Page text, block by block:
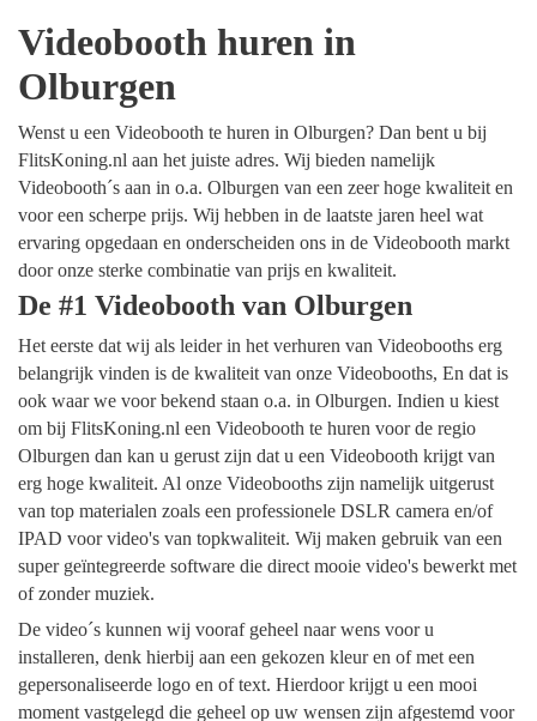
Videobooth huren in
Olburgen
Wenst u een Videobooth te huren in Olburgen? Dan bent u bij
FlitsKoning.nl aan het juiste adres. Wij bieden namelijk
Videobooth´s aan in o.a. Olburgen van een zeer hoge kwaliteit en
voor een scherpe prijs. Wij hebben in de laatste jaren heel wat
ervaring opgedaan en onderscheiden ons in de Videobooth markt
door onze sterke combinatie van prijs en kwaliteit.
De #1 Videobooth van Olburgen
Het eerste dat wij als leider in het verhuren van Videobooths erg
belangrijk vinden is de kwaliteit van onze Videobooths, En dat is
ook waar we voor bekend staan o.a. in Olburgen. Indien u kiest
om bij FlitsKoning.nl een Videobooth te huren voor de regio
Olburgen dan kan u gerust zijn dat u een Videobooth krijgt van
erg hoge kwaliteit. Al onze Videobooths zijn namelijk uitgerust
van top materialen zoals een professionele DSLR camera en/of
IPAD voor video's van topkwaliteit. Wij maken gebruik van een
super geïntegreerde software die direct mooie video's bewerkt met
of zonder muziek.
De video´s kunnen wij vooraf geheel naar wens voor u
installeren, denk hierbij aan een gekozen kleur en of met een
gepersonaliseerde logo en of text. Hierdoor krijgt u een mooi
moment vastgelegd die geheel op uw wensen zijn afgestemd voor